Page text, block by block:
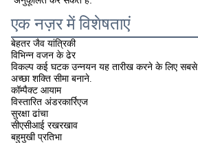
एक नज़र में विशेषताएं
बेहतर जैव यांत्रिकी
विभिन्न वजन के ढेर
विकल्प कई घटक उन्नयन यह तारीख करने के लिए सबसे
अच्छा शक्ति सीमा बनाने.
कॉम्पैक्ट आयाम
विस्तारित अंडरकार्रिएज
सुरक्षा ढांचा
सीएसीआई रखरखाव
बहुमुखी प्रतिभा